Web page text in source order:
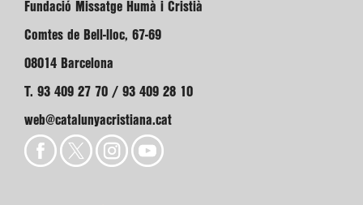
Fundació Missatge Humà i Cristià
Comtes de Bell-lloc, 67-69
08014 Barcelona
T. 93 409 27 70 / 93 409 28 10
web@catalunyacristiana.cat